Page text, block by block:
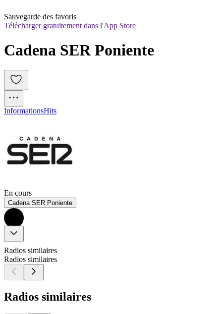
Sauvegarde des favoris
Télécharger gratuitement dans l'App Store
Cadena SER Poniente
InformationsHits
En cours
Cadena SER Poniente
Radios similaires
Radios similaires
Radios similaires